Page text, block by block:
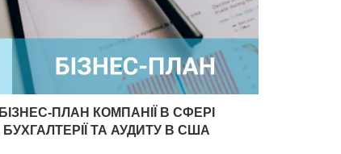
БІЗНЕС-ПЛАН КОМПАНІЇ В СФЕРІ
БУХГАЛТЕРІЇ ТА АУДИТУ В США